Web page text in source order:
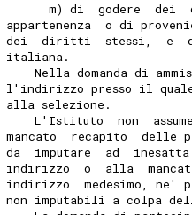
m) di  godere  dei
appartenenza  o di
dei  diritti  stessi,  e  di
italiana.
Nella domanda di
l'indirizzo presso il
alla selezione.
L'Istituto  non
mancato  recapito  delle
da  imputare  ad
indirizzo  o  alla
indirizzo  medesimo,
non imputabili a colpa